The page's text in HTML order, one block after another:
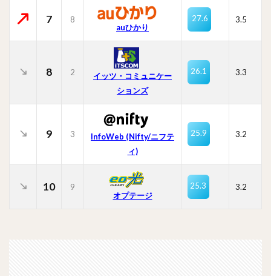
7
8
auひかり
27.6 3.5
8 2
イッツ・コミュニケー
ションズ
26.1 3.3
9 3
InfoWeb (Nifty/ニフテ
ィ)
25.9 3.2
10
9
オプテージ
25.3 3.2